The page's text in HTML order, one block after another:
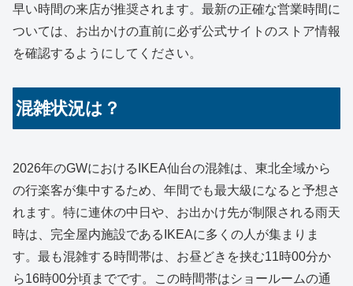
早い時間の来店が推奨されます。最新の正確な営業時間に
ついては、お出かけの直前に必ず公式サイトのストア情報
を確認するようにしてください。
混雑状況は？
2026年のGWにおけるIKEA仙台の混雑は、東北全域から
の行楽客が集中するため、年間でも最大級になると予想さ
れます。特に連休の中日や、お出かけ先が制限される雨天
時は、完全屋内施設であるIKEAに多くの人が集まりま
す。最も混雑する時間帯は、お昼どきを挟む11時00分か
ら16時00分頃までです。この時間帯はショールームの通